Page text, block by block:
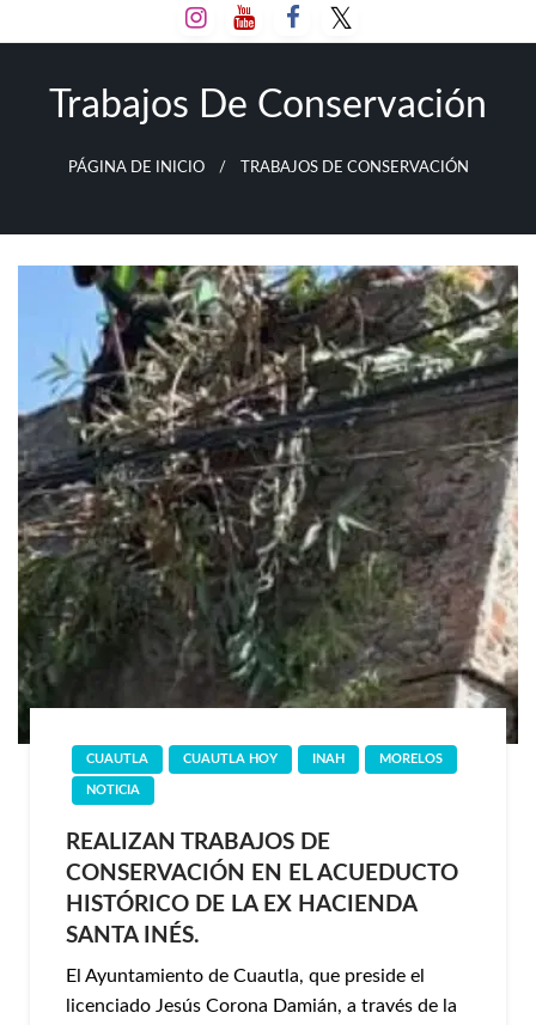
al
Trabajos De Conservación
PÁGINA DE INICIO TRABAJOS DE CONSERVACIÓN
CUAUTLA CUAUTLA HOY INAH MORELOS
NOTICIA
REALIZAN TRABAJOS DE
CONSERVACIÓN EN EL ACUEDUCTO
HISTÓRICO DE LA EX HACIENDA
SANTA INÉS.
El Ayuntamiento de Cuautla, que preside el
licenciado Jesús Corona Damián, a través de la